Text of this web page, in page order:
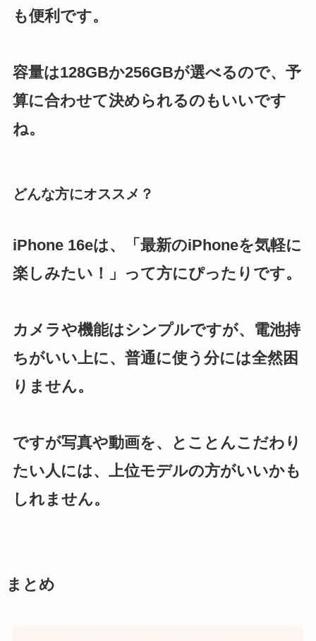
も便利です。
容量は128GBか256GBが選べるので、予
算に合わせて決められるのもいいです
ね。
どんな方にオススメ？
iPhone 16eは、「最新のiPhoneを気軽に
楽しみたい！」って方にぴったりです。
カメラや機能はシンプルですが、電池持
ちがいい上に、普通に使う分には全然困
りません。
ですが写真や動画を、とことんこだわり
たい人には、上位モデルの方がいいかも
しれません。
まとめ